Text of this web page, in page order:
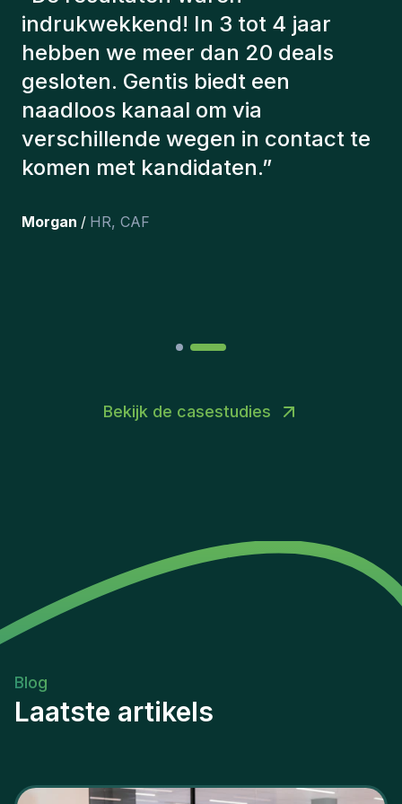
hebben altijd rekening gehouden
met een aantal factoren om ons de
juiste kandidaten voor te stellen.
De kandidaten die we hebben
aangeworven, werken nog steeds
bij ons en persoonlijk ben ik erg
team hebben opgenomen.
Bekijk de casestudies
Blog
Laatste artikels